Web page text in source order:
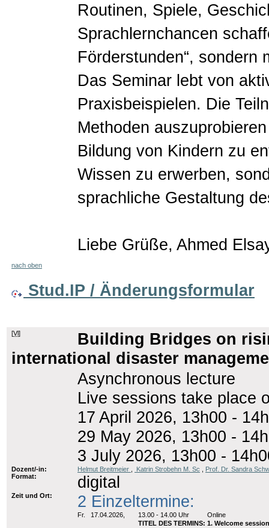
Routinen, Spiele,
Sprachlernchancen
Förderstunden“, sondern
Das Seminar lebt von
Praxisbeispielen. Die
Methoden
Bildung von Kindern zu
Wissen zu erwerben,
sprachliche Gestaltung
Liebe Grüße, Ahmed
nach oben
Stud.IP / Änderungsformular
[Vl]
Building Bridges on
international disaster
Asynchronous lecture
Live sessions take place
17 April 2026, 13h00 -
29 May 2026, 13h00 -
3 July 2026, 13h00 -
Dozent/-in: Helmut Breitmeier , Katrin Strobehn M. Sc , Prof. Dr. Sandra
Format:
digital
Zeit und Ort: 2 Einzeltermine:
Fr. 17.04.2026, 13.00 - 14.00 Uhr
Online
TITEL DES TERMINS: 1. Welcome session